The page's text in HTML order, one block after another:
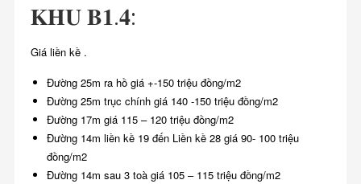
𝐊𝐇𝐔 𝐁𝟏.𝟒:
Giá liền kề .
Đường 25m ra hồ giá +-150 triệu đồng/m2
Đường 25m trục chính giá 140 -150 triệu đồng/m2
Đường 17m giá 115 – 120 triệu đồng/m2
Đường 14m liền kề 19 đến Liền kề 28 giá 90- 100 triệu
đồng/m2
Đường 14m sau 3 toà giá 105 – 115 triệu đồng/m2